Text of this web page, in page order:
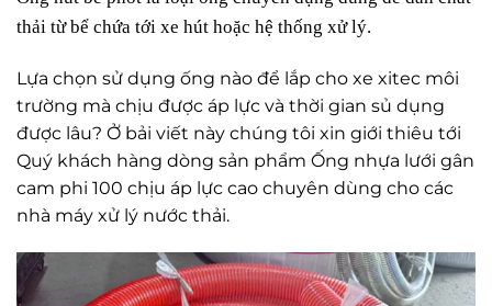
thải từ bể chứa tới xe hút hoặc hệ thống xử lý.
Lựa chọn sử dụng ống nào để lắp cho xe xitec môi
trường mà chịu được áp lực và thời gian sủ dụng
được lâu? Ở bải viết này chúng tôi xin giới thiêu tới
Quý khách hàng dòng sản phẩm Ống nhựa lưới gân
cam phi 100 chịu áp lực cao chuyên dùng cho các
nhà máy xử lý nước thải.